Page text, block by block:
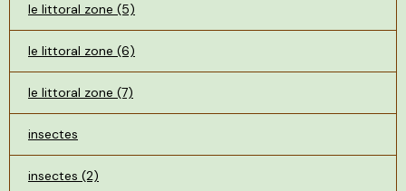
le littoral zone (5)
le littoral zone (6)
le littoral zone (7)
insectes
insectes (2)